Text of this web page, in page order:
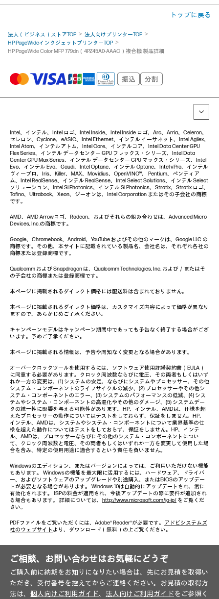
トップに戻る
法人（ビジネス）ストアTOP
法人向けプリンターTOP
HP PageWideインクジェットプリンターTOP
HP PageWide Color MFP 779dn（4PZ45A0-AAAC）複合機 製品詳細
Intel、インテル、Intel ロゴ、Intel Inside、Intel Inside ロゴ、Arc、Arria、Celeron、
セレロン、Cyclone、eASIC、Intel Ethernet、インテル イーサネット、Intel Agilex、
Intel Atom、インテルアトム、Intel Core、インテルコア、Intel Data Center GPU
Flex Series、インテル データセンター GPU フレックス・シリーズ、Intel Data
Center GPU Max Series、インテル データセンター GPU マックス・シリーズ、Intel
Evo、インテル Evo、Gaudi、Intel Optane、インテル Optane、Intel vPro、インテル
ヴィープロ、Iris、Killer、MAX、Movidius、OpenVINO™、 Pentium、ペンティア
ム、Intel RealSense、インテル RealSense、Intel Select Solutions、インテル Select
ソリューション、Intel Si Photonics、インテル Si Photonics、Stratix、Stratix ロゴ、
Tofino、Ultrabook、Xeon、ジーオンは、Intel Corporation またはその子会社の商標
です。
AMD、AMD Arrowロゴ、Radeon、およびそれらの組み合わせは、Advanced Micro
Devices, Inc.の商標です。
Google、Chromebook、Android、YouTube およびその他のマークは、Google LLC の
商標です。その他、本サイトに記載されている製品名、会社名は、それぞれ各社の
商標または登録商標です。
Qualcomm および Snapdragon は、Qualcomm Technologies, Inc. および／またはそ
の子会社の商標または登録商標です。
本ページに掲載されるダイレクト価格には配送料は含まれておりません。
本ページに掲載されるダイレクト価格は、カスタマイズ内容によって価格が異なり
ますので、あらかじめご了承ください。
キャンペーンモデルはキャンペーン期間中であっても予告なく終了する場合がござ
います。予めご了承ください。
本ページに掲載される情報は、予告や周知なく変更となる場合があります。
オーバークロックツールを使用するには、ソフトウェア使用許諾契約書（EULA）
に同意する必要があります。クロック周波数ならびに電圧、その両者もしくはいず
れか一方の変更は、(1) システムの安定、ならびにシステムやプロセッサー、その他
システム・コンポーネントのライフサイクルの減少、(2) プロセッサーやその他シ
ステム・コンポーネントのエラー、(3) システムのパフォーマンスの低減、(4) シス
テムやシステム・コンポーネントの高温化やその他のダメージ、(5) システムデー
タの統一性に影響を与える可能性があります。HP、インテル、AMDは、仕様を超
えたプロセッサーの動作についてはテストをしておらず、保証をしません。HP、
インテル、AMDは、システムやシステム・コンポーネントについて業界基準の仕
様を超えた動作についてはテストをしておらず、保証をしません。HP、インテ
ル、AMDは、プロセッサーならびにその他のシステム・コンポーネントについ
て、クロック周波数と電圧、その両者もしくはいずれか一方を変更して使用した場
合を含み、特定の使用用途に適合するという責任を負いません。
Windowsのエディション、またはバージョンによっては、ご利用いただけない機能
もあります。 Windowsの機能を最大限に活用するには、ハードウェア、ドライバ
ー、およびソフトウェアのアップグレードや別途購入、またはBIOSのアップデー
トが必要となる場合があります。 Windows 10は自動的にアップデートされ、常に
有効化されます。 ISPの料金が適用され、今後アップデートの際に要件が追加され
る場合もあります。 詳細については、 http://www.microsoft.com/ja-jp/ をご覧くだ
さい。
PDFファイルをご覧いただくには、Adobe® Reader®が必要です。 アドビシステムズ
社のウェブサイト より、ダウンロード（無料）の上ご覧ください。
ご相談、お問い合わせはお気軽にどうぞ
ご購入前に納期をお知りになりたい場合は、先にお見積を取得い
ただき、受付番号を控えてからご連絡ください。お見積の取得方
法は、 個人向けご利用ガイド、 法人向けご利用ガイドをご参照く